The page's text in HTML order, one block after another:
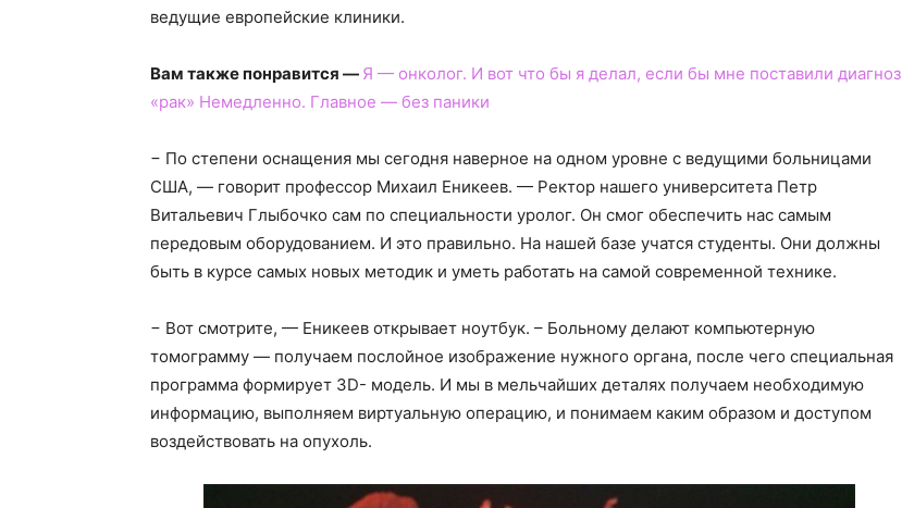
ведущие европейские клиники.
Вам также понравится — Я — онколог. И вот что бы я делал, если бы мне поставили диагноз
«рак» Немедленно. Главное — без паники
− По степени оснащения мы сегодня наверное на одном уровне с ведущими больницами
США, — говорит профессор Михаил Еникеев. — Ректор нашего университета Петр
Витальевич Глыбочко сам по специальности уролог. Он смог обеспечить нас самым
передовым оборудованием. И это правильно. На нашей базе учатся студенты. Они должны
быть в курсе самых новых методик и уметь работать на самой современной технике.
− Вот смотрите, — Еникеев открывает ноутбук. – Больному делают компьютерную
томограмму — получаем послойное изображение нужного органа, после чего специальная
программа формирует 3D- модель. И мы в мельчайших деталях получаем необходимую
информацию, выполняем виртуальную операцию, и понимаем каким образом и доступом
воздействовать на опухоль.